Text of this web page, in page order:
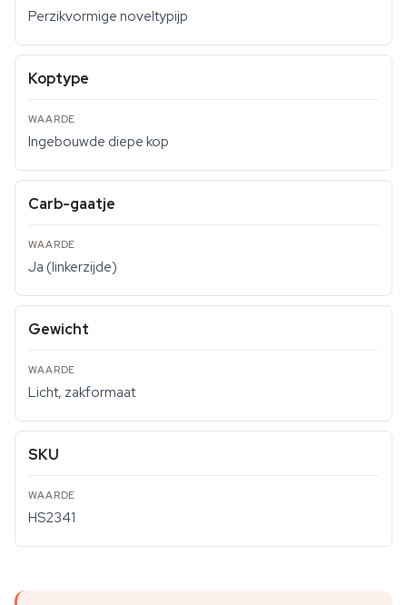
Perzikvormige noveltypijp
Koptype
Ingebouwde diepe kop
Carb-gaatje
Ja (linkerzijde)
Gewicht
Licht, zakformaat
SKU
HS2341